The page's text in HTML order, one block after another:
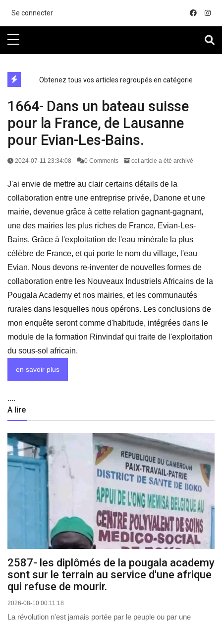
Se connecter
Obtenez tous vos articles regroupés en catégorie
1664- Dans un bateau suisse
pour la France, de Lausanne
pour Evian-Les-Bains.
2024-07-11 23:34:08 0 Comments cet article a été archivé
J'ai envie de mettre au clair certains détails de la
collaboration entre une entreprise privée, Danone et une
mairie, devenue grâce à cette relation gagnant-gagnant,
une des mairies les plus riches de France, Evian-Les-
Bains. Grâce à l'exploitation de l'eau minérale la plus
célèbre de France, et qui porte le nom du village, l'eau
Evian. Nous devons re-inventer de nouvelles formes de
collaboration entre les Nouveaux Industriels Africains de la
Pougala Academy et nos mairies, et les communautés
rurales dans lesquelles nous opérons. Les conclusions de
mon enquête seront comme d'habitude, intégrées dans le
module de la formation Rinvindaf qui traite de l'exploitation
du sous-sol africain.
en savoir plus
....
A lire
2587- les diplômés de la pougala academy
sont sur le terrain au service d'une afrique
qui refuse de mourir.
2026-08-10 00:11:18
La révolution n'est jamais portée par le peuple ou par une